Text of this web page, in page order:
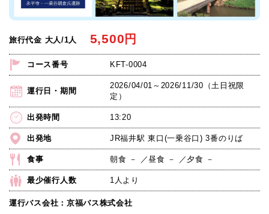
旅行代金 大人/1人 5,500 円
コース番号 KFT-0004
運行日・期間
2026/04/01～2026/11/30（土日祝限
定）
出発時間 13:20
出発地 JR福井駅 東口(一乗谷口) 3番のりば
食事 朝食 － ／昼食 － ／夕食 －
最少催行人数 1人より
運行バス会社：京福バス株式会社